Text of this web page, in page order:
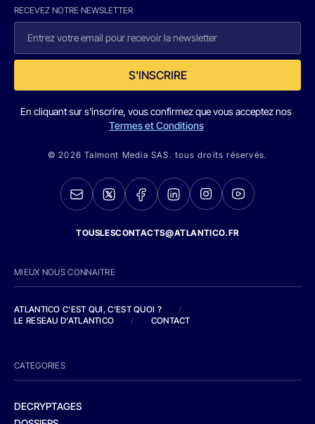
RECEVEZ NOTRE NEWSLETTER
S'INSCRIRE
En cliquant sur s'inscrire, vous confirmez que vous acceptez nos
Termes et Conditions
© 2026 Talmont Media SAS. tous droits réservés.
TOUSLESCONTACTS@ATLANTICO.FR
MIEUX NOUS CONNAITRE
ATLANTICO C'EST QUI, C'EST QUOI ?
/
LE RESEAU D'ATLANTICO
/ CONTACT
CATEGORIES
DECRYPTAGES